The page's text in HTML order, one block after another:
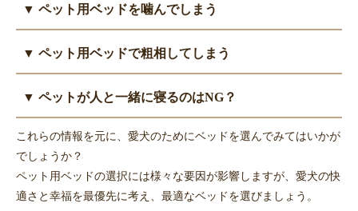
いです。丸洗いできなくても、カバーやクッション部分は外して
洗えるものを選びましょう。
ベッド選びは若いころより重要になります。
寝返りも打たず同じ姿勢でいると床ずれができやすくなります。
クッション性や通気性、粗相した時のための洗いやすさに気をつ
けましょう。
てもらうため、お気に入りのおもちゃや飼い主の匂いの付いたも
ベッドの形や置き場所には犬の性格や好みもあるので、どうして
も入らない場合は変えてみるのもよいでしょう。
▼ ペット用ベッドを噛んでしまう
病院を受診するペットは多いです。
けましょう。
他には、素材を破れにくい生地のものに変える、散歩などでたく
さん体を動かしてストレスを発散させるといった方法を試してみ
ましょう。
▼ ペット用ベッドで粗相してしまう
猫は汚れたトイレを使いたがらないので、トイレはいつも清潔に
子犬、子猫やシニア期のペットは、ベッドやマットを洗える素材
にするのがベストですが、頻繁な場合はペット用シーツを下に敷
いて、その上にバスタオルなど洗いやすい布を置いて対応しまし
ょう。
▼ ペットが人と一緒に寝るのはNG？
ペットと飼い主は別で睡眠を取るのをおすすめします。
え続けるなどの問題行動を起こすこともあります。また衛生面に
も不安があります。
これらの情報を元に、愛犬のためにベッドを選んでみてはいかが
でしょうか？
ペット用ベッドの選択には様々な要因が影響しますが、愛犬の快
適さと幸福を最優先に考え、最適なベッドを選びましょう。